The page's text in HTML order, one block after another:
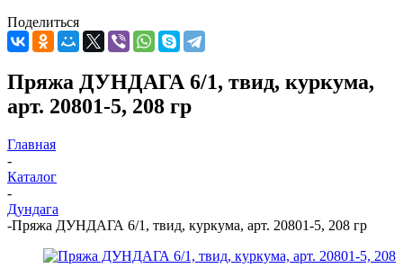
Поделиться
Пряжа ДУНДАГА 6/1, твид, куркума,
арт. 20801-5, 208 гр
Главная
-
Каталог
-
Дундага
-Пряжа ДУНДАГА 6/1, твид, куркума, арт. 20801-5, 208 гр